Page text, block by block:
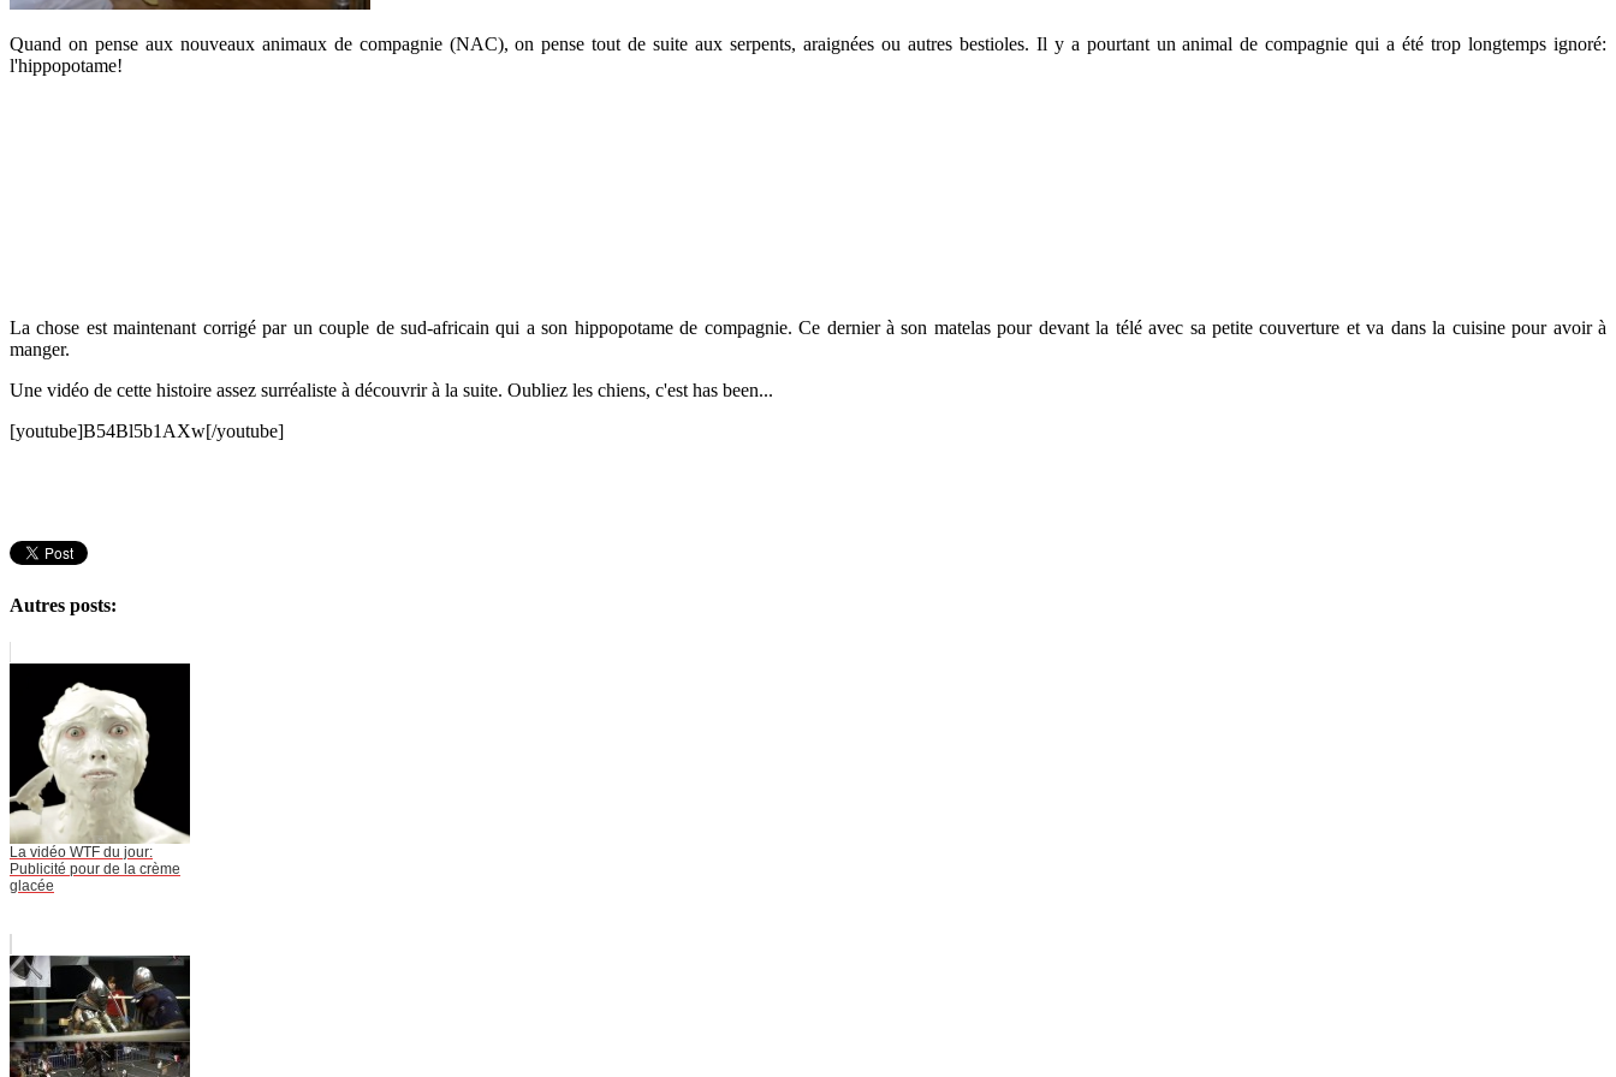
Quand on pense aux nouveaux animaux de compagnie (NAC), on pense tout de suite aux serpents, araignées ou autres bestioles. Il y a pourtant un animal de compagnie qui a été trop longtemps ignoré:
l'hippopotame!
La chose est maintenant corrigé par un couple de sud-africain qui a son hippopotame de compagnie. Ce dernier à son matelas pour devant la télé avec sa petite couverture et va dans la cuisine pour avoir à
manger.
Une vidéo de cette histoire assez surréaliste à découvrir à la suite. Oubliez les chiens, c'est has been...
[youtube]B54Bl5b1AXw[/youtube]
Autres posts:
La vidéo WTF du jour:
Publicité pour de la crème
glacée